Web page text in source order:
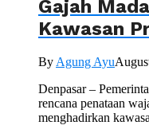
Gajah
Kawasan
ByAgung Ayu
Denpasar –
rencana penataan
menghadirkan